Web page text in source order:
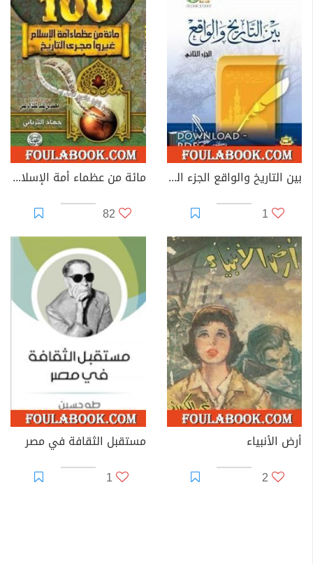
بين التاريخ والواقع الجزء الثالث
1
مائة من عظماء أمة الإسلام غيروا مجرى التاريخ
82
أرض الأنبياء
2
مستقبل الثقافة في مصر
1